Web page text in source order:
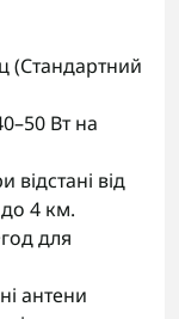
(Стандартний
Вт на
відстані від
4 км.
для
антени